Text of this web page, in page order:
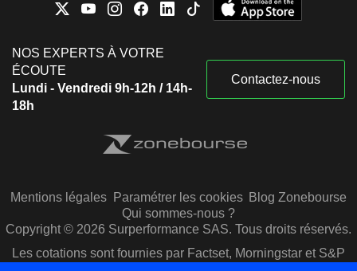
NOS EXPERTS À VOTRE
ÉCOUTE
Lundi - Vendredi 9h-12h / 14h-
18h
Contactez-nous
Mentions légales Paramétrer les cookies Blog Zonebourse
Qui sommes-nous ?
Copyright © 2026 Surperformance SAS. Tous droits réservés.
Les cotations sont fournies par Factset, Morningstar et S&P